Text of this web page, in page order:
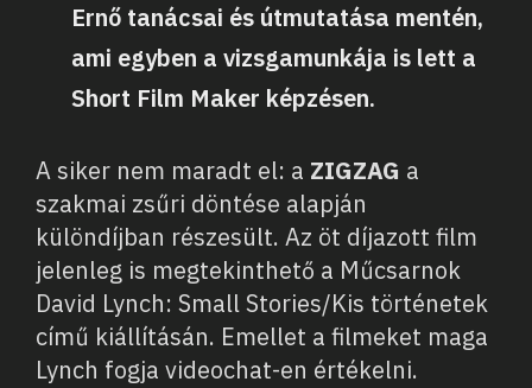
Ernő tanácsai és útmutatása mentén,
ami egyben a vizsgamunkája is lett a
Short Film Maker képzésen.
A siker nem maradt el: a ZIGZAG a
szakmai zsűri döntése alapján
különdíjban részesült. Az öt díjazott film
jelenleg is megtekinthető a Műcsarnok
David Lynch: Small Stories/Kis történetek
című kiállításán. Emellet a filmeket maga
Lynch fogja videochat-en értékelni.